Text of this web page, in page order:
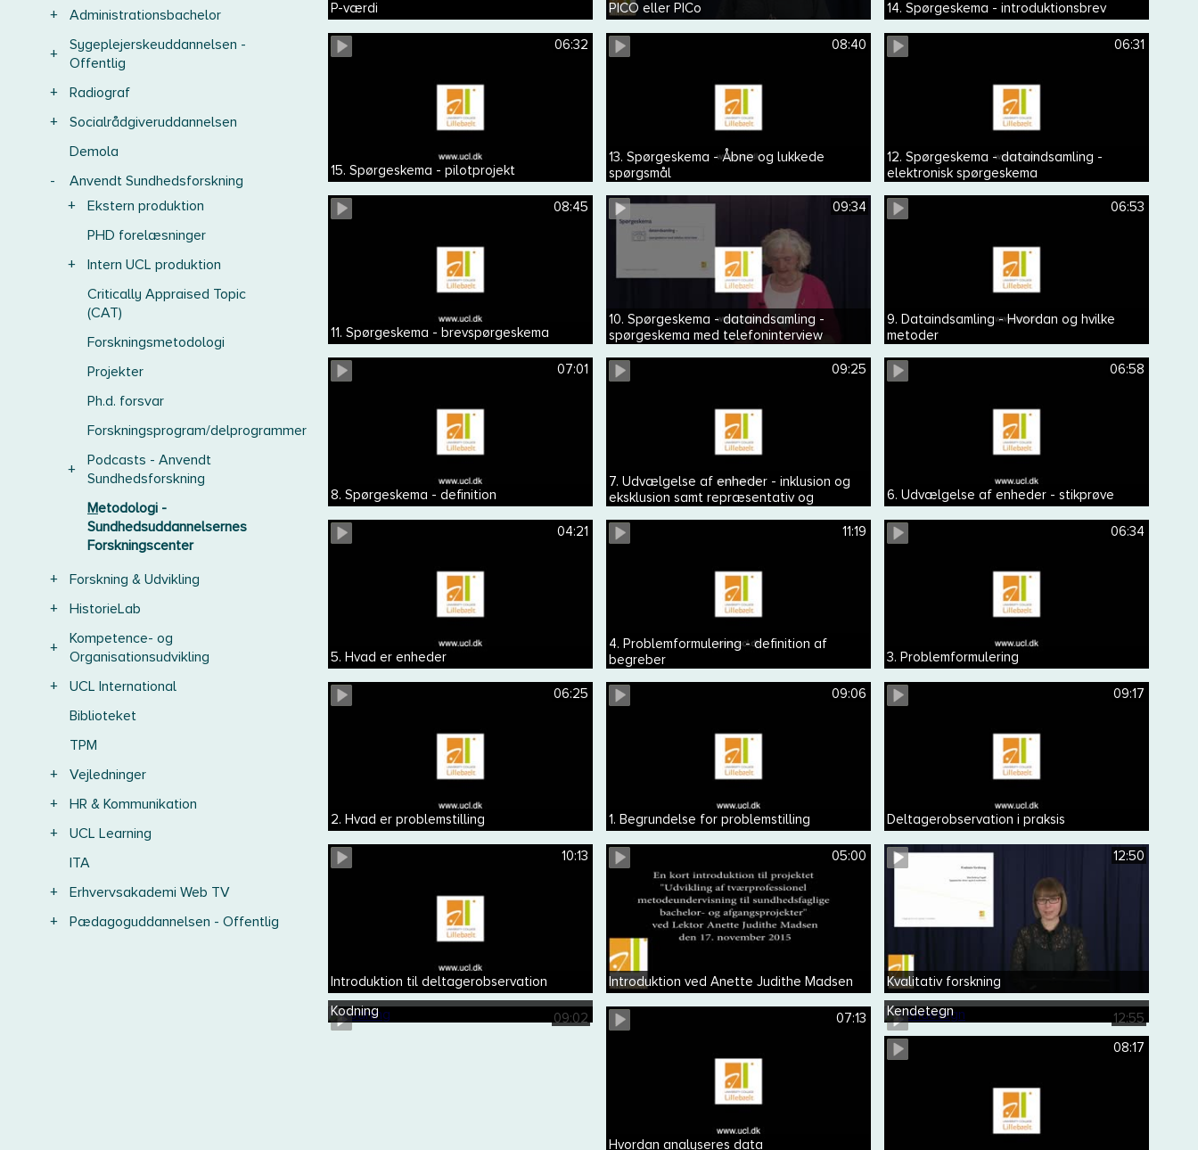
+
Administrationsbachelor
+
Sygeplejerskeuddannelsen -
Offentlig
+
Radiograf
+
Socialrådgiveruddannelsen
Demola
-
Anvendt Sundhedsforskning
+
Ekstern produktion
PHD forelæsninger
+
Intern UCL produktion
Critically Appraised Topic
(CAT)
Forskningsmetodologi
Projekter
Ph.d. forsvar
Forskningsprogram/delprogrammer
+
Podcasts - Anvendt
Sundhedsforskning
Metodologi -
Sundhedsuddannelsernes
Forskningscenter
+
Forskning & Udvikling
+
HistorieLab
+
Kompetence- og
Organisationsudvikling
+
UCL International
Biblioteket
TPM
+
Vejledninger
+
HR & Kommunikation
+
UCL Learning
ITA
+
Erhvervsakademi Web TV
+
Pædagoguddannelsen - Offentlig
P-værdi PICO eller PICo 14. Spørgeskema - introduktionsbrev
06:32
15. Spørgeskema - pilotprojekt
08:40
13. Spørgeskema - Åbne og lukkede
spørgsmål
06:31
12. Spørgeskema - dataindsamling -
elektronisk spørgeskema
08:45
11. Spørgeskema - brevspørgeskema
09:34
10. Spørgeskema - dataindsamling -
spørgeskema med telefoninterview
06:53
9. Dataindsamling - Hvordan og hvilke
metoder
07:01
8. Spørgeskema - definition
09:25
7. Udvælgelse af enheder - inklusion og
eksklusion samt repræsentativ og
06:58
6. Udvælgelse af enheder - stikprøve
04:21
5. Hvad er enheder
11:19
4. Problemformulering - definition af
begreber
06:34
3. Problemformulering
06:25
2. Hvad er problemstilling
09:06
1. Begrundelse for problemstilling
09:17
Deltagerobservation i praksis
10:13
Introduktion til deltagerobservation
05:00
Introduktion ved Anette Judithe Madsen
12:50
Kvalitativ forskning
09:02
Kodning 07:13
Hvordan analyseres data
12:55
Kendetegn
08:17